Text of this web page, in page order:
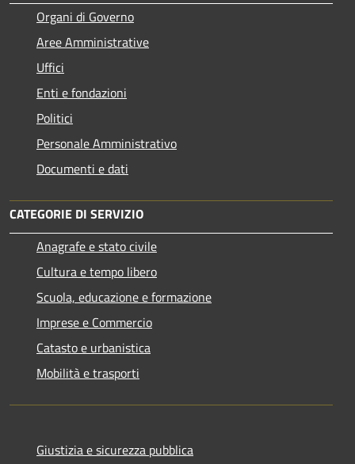
Organi di Governo
Aree Amministrative
Uffici
Enti e fondazioni
Politici
Personale Amministrativo
Documenti e dati
CATEGORIE DI SERVIZIO
Anagrafe e stato civile
Cultura e tempo libero
Scuola, educazione e formazione
Imprese e Commercio
Catasto e urbanistica
Mobilità e trasporti
Giustizia e sicurezza pubblica